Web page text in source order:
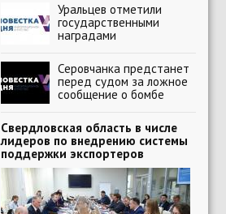
Уральцев отметили
государственными
наградами
Серовчанка предстанет
перед судом за ложное
сообщение о бомбе
Свердловская область в числе
лидеров по внедрению системы
поддержки экспортеров